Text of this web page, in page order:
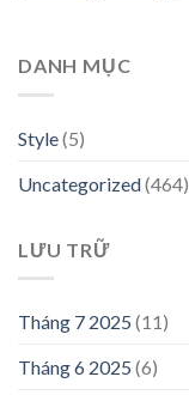
DANH MỤC
Style(5)
Uncategorized(464)
LƯU TRỮ
Tháng 7 2025 (11)
Tháng 6 2025 (6)